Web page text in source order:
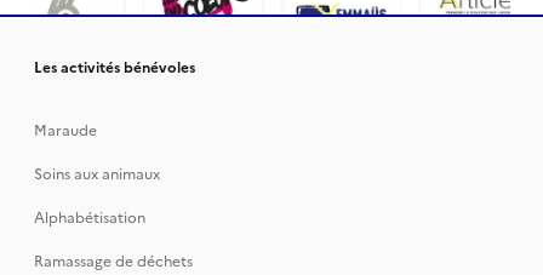
Les activités bénévoles
Maraude
Soins aux animaux
Alphabétisation
Ramassage de déchets